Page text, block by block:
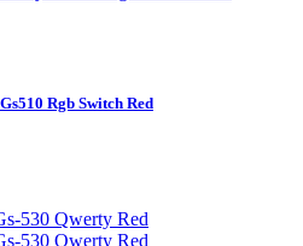
Rgb Switch Red